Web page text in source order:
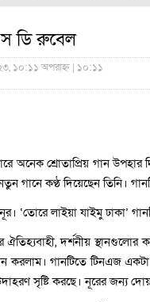
ডি রুবেল
১০:১১ অপরাহ্ন | ১০:১১
অনেক শ্রোতাপ্রিয় গান
কণ্ঠ দিয়েছেন তিনি।
‘তোরে লাইয়া যাইমু ঢাকা’
ঐতিহ্যবাহী, দর্শনীয়
করলাম। গানটিতে টিনএজ
সৃষ্টি করছে। নূরের জন্য